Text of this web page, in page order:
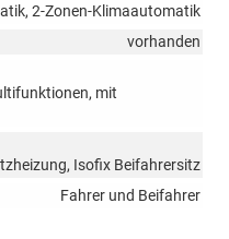
2-Zonen-Klimaautomatik
vorhanden
mit
Isofix Beifahrersitz
Fahrer und Beifahrer